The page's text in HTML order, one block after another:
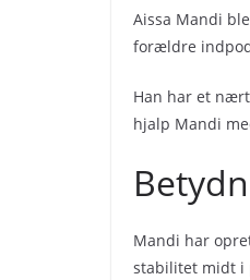
Aissa Mandi
forældre
Han har et
hjalp Mandi
Mandi har
stabilitet midt i